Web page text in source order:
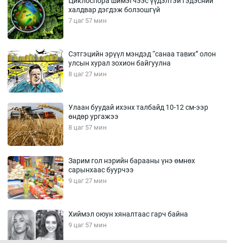
халдвар дэгдэж болзошгүй
7 цаг 57 мин
Сэтгэцийн эрүүл мэндэд “санаа тавих” олон
улсын хурал зохион байгуулна
8 цаг 27 мин
Улаан буудай ихэнх талбайд 10-12 см-ээр
өндөр ургажээ
8 цаг 57 мин
Зарим гол нэрийн барааны үнэ өмнөх
сарынхаас буурчээ
9 цаг 27 мин
Хиймэл оюун хяналтаас гарч байна
9 цаг 57 мин